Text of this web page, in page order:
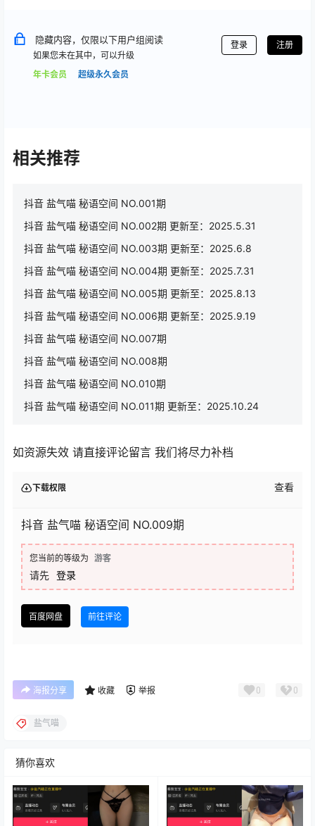
隐藏内容，仅限以下用户组阅读
如果您未在其中，可以升级
年卡会员
超级永久会员
登录 注册
相关推荐
抖音 盐气喵 秘语空间 NO.001期
抖音 盐气喵 秘语空间 NO.002期 更新至：2025.5.31
抖音 盐气喵 秘语空间 NO.003期 更新至：2025.6.8
抖音 盐气喵 秘语空间 NO.004期 更新至：2025.7.31
抖音 盐气喵 秘语空间 NO.005期 更新至：2025.8.13
抖音 盐气喵 秘语空间 NO.006期 更新至：2025.9.19
抖音 盐气喵 秘语空间 NO.007期
抖音 盐气喵 秘语空间 NO.008期
抖音 盐气喵 秘语空间 NO.010期
抖音 盐气喵 秘语空间 NO.011期 更新至：2025.10.24
如资源失效 请直接评论留言 我们将尽力补档
下载权限 查看
抖音 盐气喵 秘语空间 NO.009期
您当前的等级为 游客
请先 登录
百度网盘 前往评论
海报分享 收藏 举报 0 0
盐气喵
猜你喜欢